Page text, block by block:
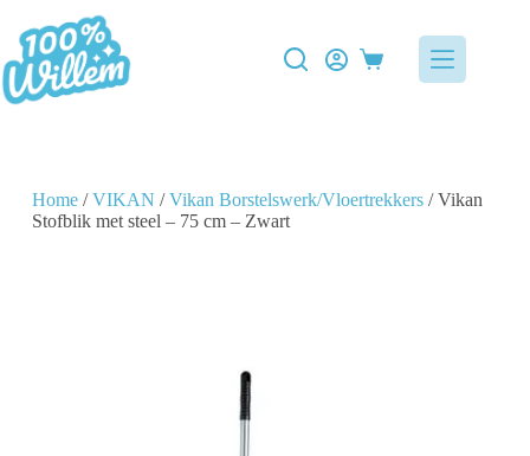
Home/VIKAN /Vikan Borstelswerk/Vloertrekkers/ Vikan
Stofblik met steel – 75 cm – Zwart